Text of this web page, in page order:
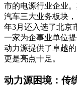
市的电源行业企业
汽车三大业务板块
年3月还入选了北京
一家为企事业单位
动力源提供了卓越
更是亮点十足。
动力源困境：传